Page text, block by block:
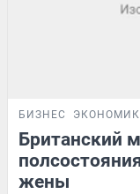
БИЗНЕС
Британский
жены